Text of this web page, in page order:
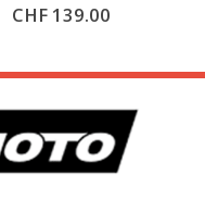
CHF139.00